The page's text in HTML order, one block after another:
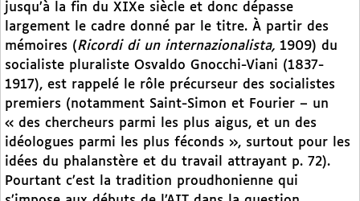
jusqu’à la fin du XIXe siècle et donc dépasse
largement le cadre donné par le titre. À partir des
mémoires (Ricordi di un internazionalista, 1909) du
socialiste pluraliste Osvaldo Gnocchi-Viani (1837-
1917), est rappelé le rôle précurseur des socialistes
premiers (notamment Saint-Simon et Fourier – un
« des chercheurs parmi les plus aigus, et un des
idéologues parmi les plus féconds », surtout pour les
idées du phalanstère et du travail attrayant p. 72).
Pourtant c’est la tradition proudhonienne qui